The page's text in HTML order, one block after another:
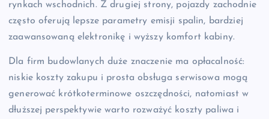
rynkach wschodnich. Z drugiej strony, pojazdy zachodnie
często oferują lepsze parametry emisji spalin, bardziej
zaawansowaną elektronikę i wyższy komfort kabiny.
Dla firm budowlanych duże znaczenie ma opłacalność:
niskie koszty zakupu i prosta obsługa serwisowa mogą
generować krótkoterminowe oszczędności, natomiast w
dłuższej perspektywie warto rozważyć koszty paliwa i